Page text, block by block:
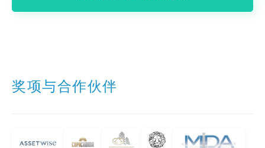
奖项与合作伙伴